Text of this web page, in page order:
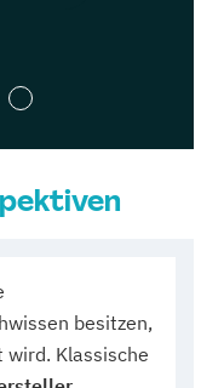
besitzen,
Klassische